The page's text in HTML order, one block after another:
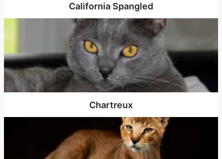
California Spangled
Chartreux